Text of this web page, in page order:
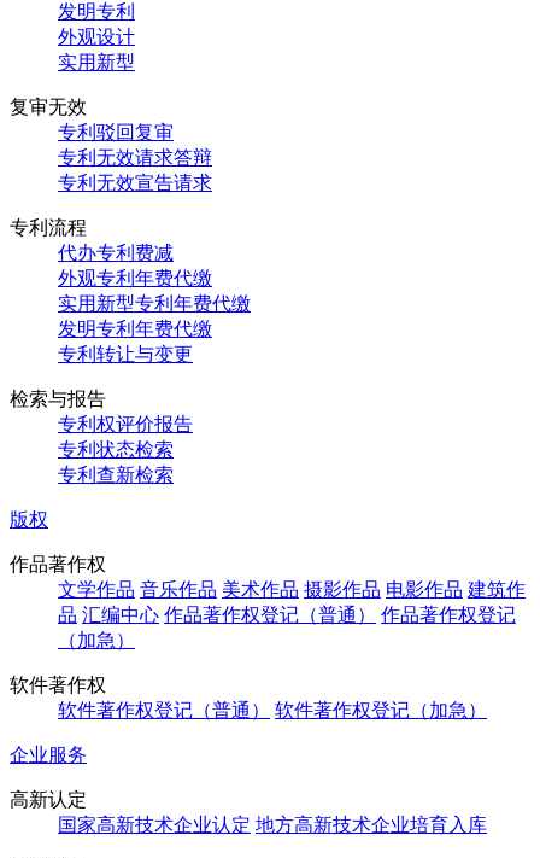
发明专利
外观设计
实用新型
复审无效
专利驳回复审
专利无效请求答辩
专利无效宣告请求
专利流程
代办专利费减
外观专利年费代缴
实用新型专利年费代缴
发明专利年费代缴
专利转让与变更
检索与报告
专利权评价报告
专利状态检索
专利查新检索
版权
作品著作权
文学作品 音乐作品 美术作品 摄影作品 电影作品 建筑作
品 汇编中心 作品著作权登记（普通）
作品著作权登记
（加急）
软件著作权
软件著作权登记（普通）
软件著作权登记（加急）
企业服务
高新认定
国家高新技术企业认定 地方高新技术企业培育入库